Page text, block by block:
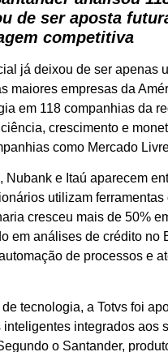
de ser aposta
competitiva
já deixou de ser apenas
maiores empresas da
em 118 companhias da
crescimento e
como Mercado
Nubank e Itaú aparecem
utilizam
cresceu mais de 50%
em análises de crédito
de processos e
tecnologia, a Totvs foi
integrados aos
o Santander,